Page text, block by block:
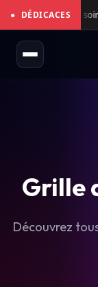
● DÉDICACES
de folie hier soir! :-o
Grille
Découvrez